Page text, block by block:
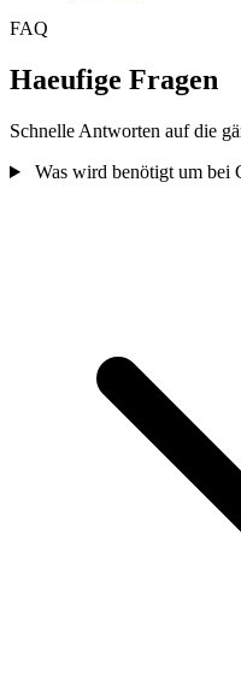
FAQ
Haeufige Fragen
Schnelle Antworten auf die
Was wird benötigt um bei